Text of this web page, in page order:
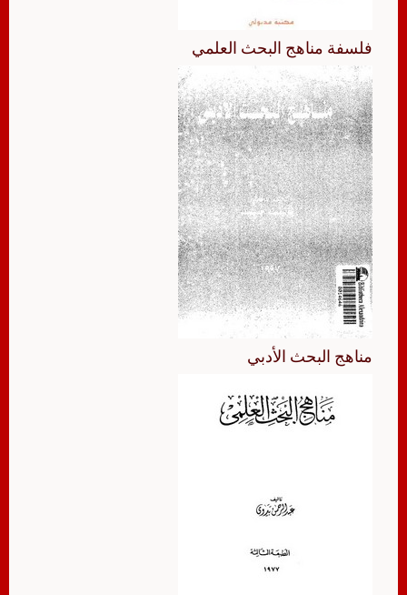
فلسفة مناهج البحث العلمي
مناهج البحث الأدبي